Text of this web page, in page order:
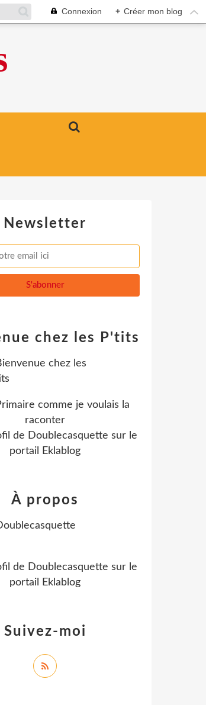
Connexion + Créer mon blog
Newsletter
chez les P'tits
comme je voulais la
raconter
de Doublecasquette sur le
portail Eklablog
Suivez-moi
À propos
de Doublecasquette sur le
portail Eklablog